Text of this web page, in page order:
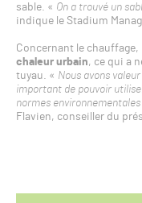
sable. « On a trouvé un
indique le Stadium
Concernant le chauffage,
chaleur urbain, ce qui a
tuyau. « Nous avons
important de pouvoir
normes environnementales
Flavien, conseiller du